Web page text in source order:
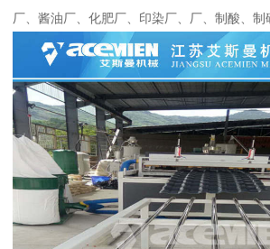
厂、酱油厂、化肥厂、印染厂、厂、制酸、制